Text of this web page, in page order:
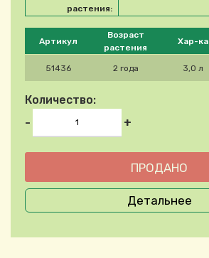
Please select product
Артикул
Возраст
растения
Хар-ка
51436 2 года 3,0 л
Количество:
-
+
растения:
Детальнее